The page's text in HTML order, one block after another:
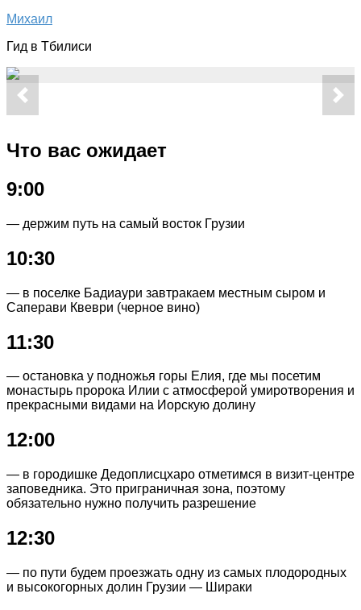
Михаил
Гид в Тбилиси
Что вас ожидает
9:00
— держим путь на самый восток Грузии
10:30
— в поселке Бадиаури завтракаем местным сыром и
Саперави Квеври (черное вино)
11:30
— остановка у подножья горы Елия, где мы посетим
монастырь пророка Илии с атмосферой умиротворения и
прекрасными видами на Иорскую долину
12:00
— в городишке Дедоплисцхаро отметимся в визит-центре
заповедника. Это приграничная зона, поэтому
обязательно нужно получить разрешение
12:30
— по пути будем проезжать одну из самых плодородных
и высокогорных долин Грузии — Шираки